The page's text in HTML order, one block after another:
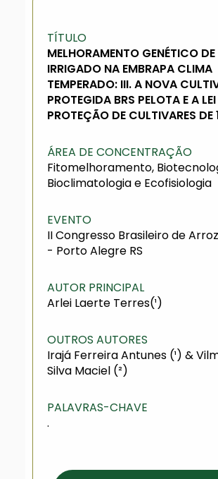
TÍTULO
MELHORAMENTO GENÉTICO
IRRIGADO NA EMBRAPA CLIMA
TEMPERADO: III. A NOVA
PROTEGIDA BRS PELOTA E A
PROTEÇÃO DE CULTIVARES DE
ÁREA DE CONCENTRAÇÃO
Fitomelhoramento,
Bioclimatologia e Ecofisiologia
EVENTO
II Congresso Brasileiro de
- Porto Alegre RS
AUTOR PRINCIPAL
Arlei Laerte Terres(¹)
OUTROS AUTORES
Irajá Ferreira Antunes (¹) &
Silva Maciel (²)
PALAVRAS-CHAVE
.